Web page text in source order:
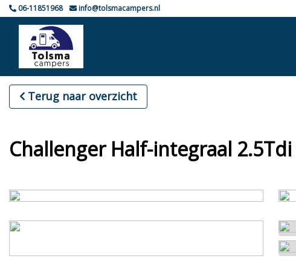
06-11851968 info@tolsmacampers.nl
Terug naar overzicht
Challenger Half-integraal